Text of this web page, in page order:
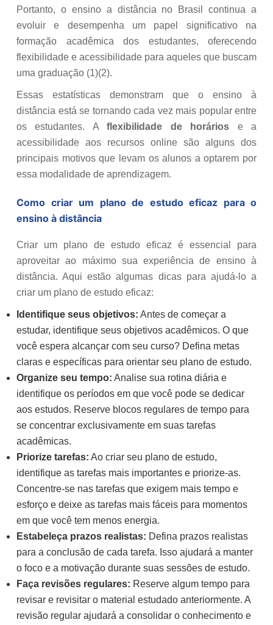
Portanto, o ensino a distância no Brasil continua a
evoluir e desempenha um papel significativo na
formação acadêmica dos estudantes, oferecendo
flexibilidade e acessibilidade para aqueles que buscam
uma graduação (1)(2).
Essas estatísticas demonstram que o ensino à
distância está se tornando cada vez mais popular entre
os estudantes. Aflexibilidade de horários e a
acessibilidade aos recursos online são alguns dos
principais motivos que levam os alunos a optarem por
essa modalidade de aprendizagem.
Como criar um plano de estudo eficaz para o
ensino à distância
Criar um plano de estudo eficaz é essencial para
aproveitar ao máximo sua experiência de ensino à
distância. Aqui estão algumas dicas para ajudá-lo a
criar um plano de estudo eficaz:
Identifique seus objetivos: Antes de começar a
estudar, identifique seus objetivos acadêmicos. O que
você espera alcançar com seu curso? Defina metas
claras e específicas para orientar seu plano de estudo.
Organize seu tempo: Analise sua rotina diária e
identifique os períodos em que você pode se dedicar
aos estudos. Reserve blocos regulares de tempo para
se concentrar exclusivamente em suas tarefas
acadêmicas.
Priorize tarefas: Ao criar seu plano de estudo,
identifique as tarefas mais importantes e priorize-as.
Concentre-se nas tarefas que exigem mais tempo e
esforço e deixe as tarefas mais fáceis para momentos
em que você tem menos energia.
Estabeleça prazos realistas: Defina prazos realistas
para a conclusão de cada tarefa. Isso ajudará a manter
o foco e a motivação durante suas sessões de estudo.
Faça revisões regulares: Reserve algum tempo para
revisar e revisitar o material estudado anteriormente. A
revisão regular ajudará a consolidar o conhecimento e